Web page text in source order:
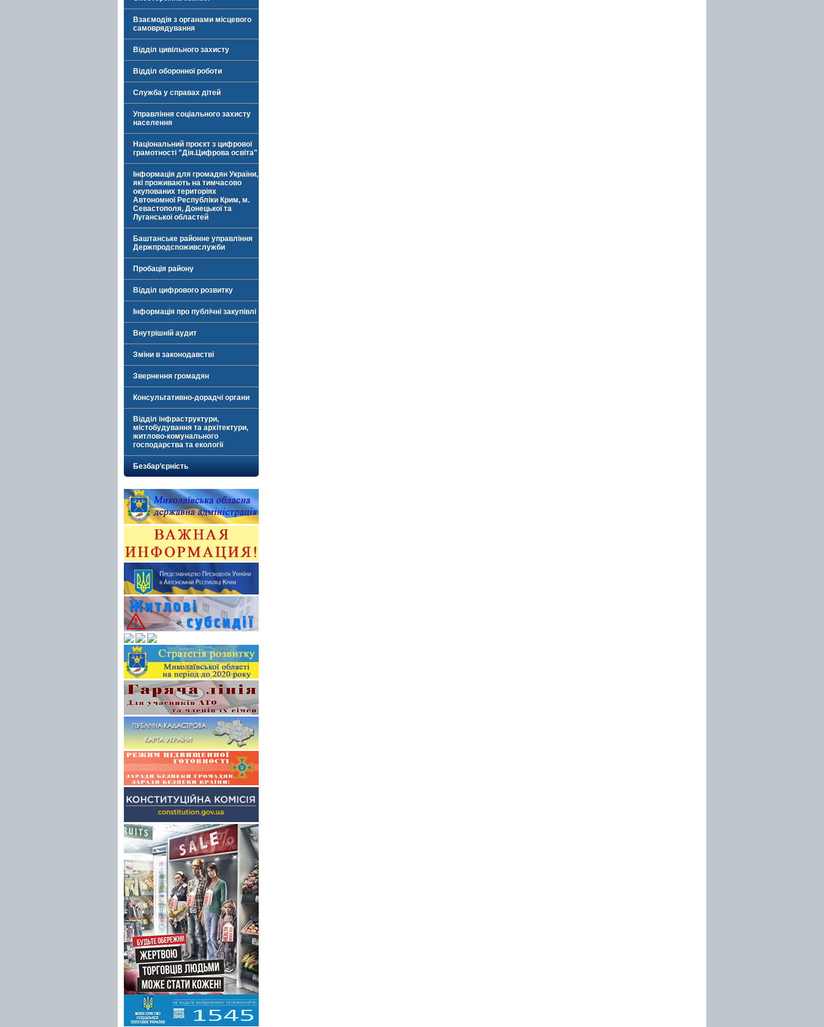
Взаємодія з органами місцевого
самоврядування
Відділ цивільного захисту
Відділ оборонної роботи
Служба у справах дітей
Управління соціального захисту
населення
Національний проєкт з цифрової
грамотності "Дія.Цифрова освіта"
Інформація для громадян України,
які проживають на тимчасово
окупованих територіях
Автономної Республіки Крим, м.
Севастополя, Донецької та
Луганської областей
Баштанське районне управління
Держпродспоживслужби
Пробація району
Відділ цифрового розвитку
Інформація про публічні закупівлі
Внутрішній аудит
Зміни в законодавстві
Звернення громадян
Консультативно-дорадчі органи
Відділ інфраструктури,
містобудування та архітектури,
житлово-комунального
господарства та екології
Безбар’єрність